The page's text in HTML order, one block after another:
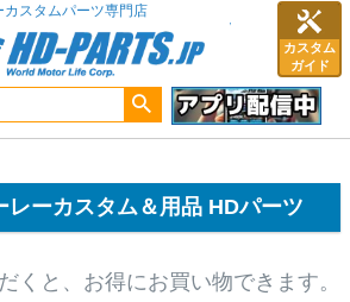
カスタム
ガイド
カスタムパーツ専門店
レーカスタム＆用品 HDパーツ
くと、お得にお買い物できます。